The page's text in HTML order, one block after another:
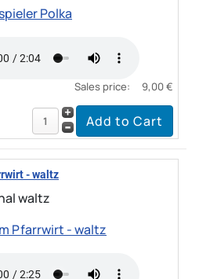
Polka
Sales price: 9,00 €
- waltz
waltz
Pfarrwirt - waltz